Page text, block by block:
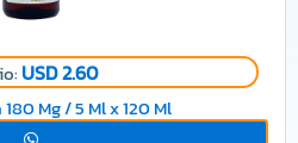
USD 2.60
Mg / 5 Ml x 120 Ml